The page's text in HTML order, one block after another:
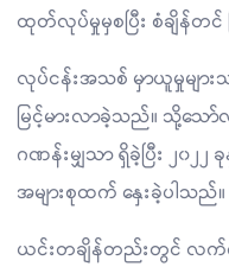
ထုတ်လုပ်မှုမှစပြီး စံချိန်တ
လုပ်ငန်းအသစ် မှာယူမှုမျာ
မြင့်မားလာခဲ့သည်။ သို့သေ
ဂဏန်းမျှသာ ရှိခဲ့ပြီး ၂၀၂
အများစုထက် နှေးခဲ့ပါသည်။
ယင်းတချိန်တည်းတွင် လက်က